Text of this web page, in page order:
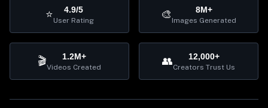
⭐ 4.9/5
User Rating 🎨 8M+
Images Generated
🎬 1.2M+
Videos Created 👥 12,000+
Creators Trust Us